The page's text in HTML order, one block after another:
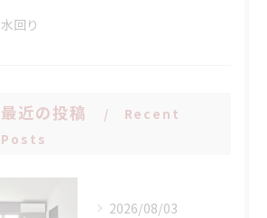
水回り
最近の投稿
Recent
Posts
2026/08/03